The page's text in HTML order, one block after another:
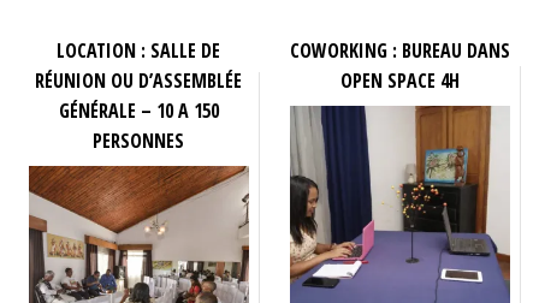
LOCATION : SALLE DE
RÉUNION OU D’ASSEMBLÉE
GÉNÉRALE – 10 A 150
PERSONNES
COWORKING : BUREAU DANS
OPEN SPACE 4H